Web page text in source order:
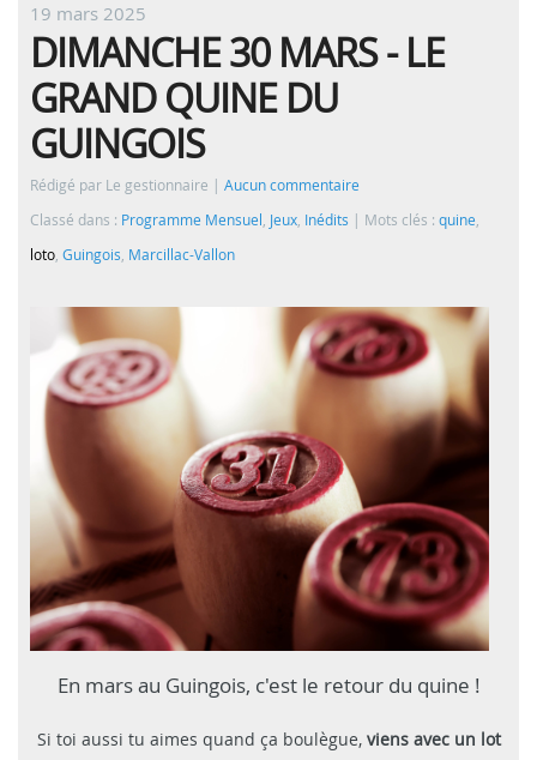
19 mars 2025
DIMANCHE 30 MARS - LE
GRAND QUINE DU
GUINGOIS
Rédigé par Le gestionnaire
Aucun commentaire
Classé dans : Programme Mensuel , Jeux, Inédits Mots clés : quine,
loto, Guingois, Marcillac-Vallon
En mars au Guingois, c'est le retour du quine !
Si toi aussi tu aimes quand ça boulègue, viens avec un lot